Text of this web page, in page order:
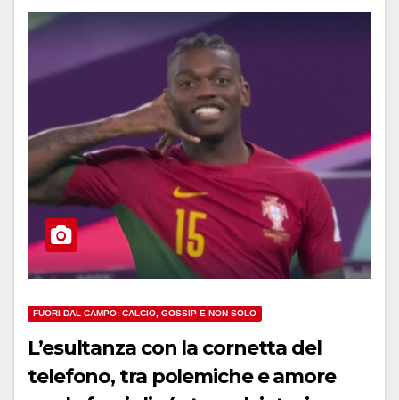
FUORI DAL CAMPO: CALCIO, GOSSIP E NON SOLO
L’esultanza con la cornetta del
telefono, tra polemiche e amore